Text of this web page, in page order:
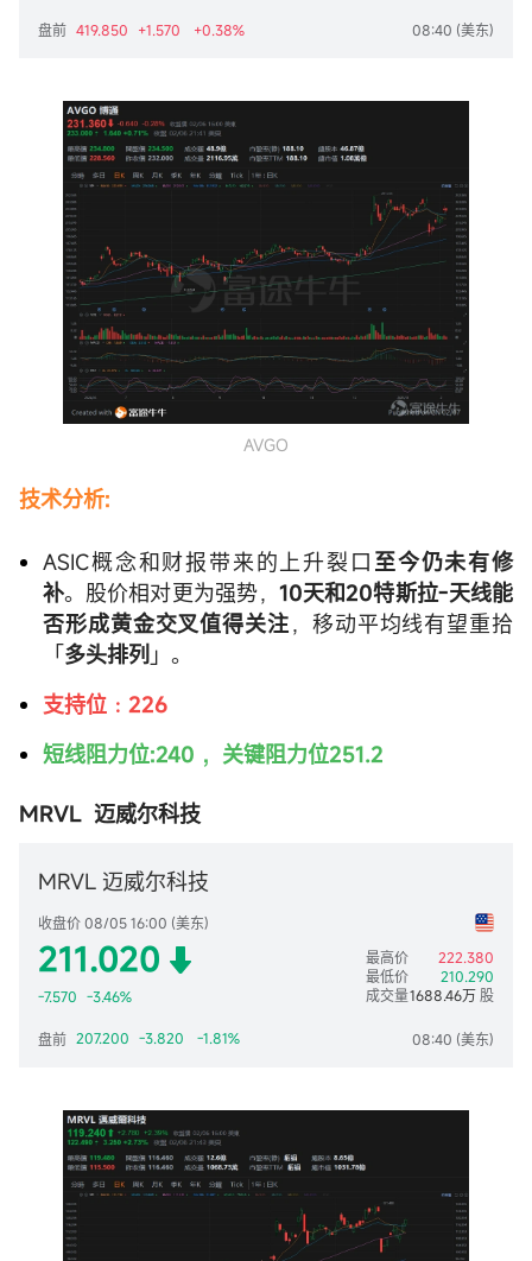
盘前 419.850 +1.570 +0.38% 08:40 (美东)
AVGO
技术分析:
ASIC概念和财报带来的上升裂口 至今仍未有修
补。股价相对更为强势，10天和20特斯拉-天线能
否形成黄金交叉值得关注，移动平均线有望重拾
「多头排列 」。
支持位﹕226
短线阻力位:240 ，关键阻力位251.2
MRVL 迈威尔科技
MRVL 迈威尔科技
收盘价 08/05 16:00 (美东)
211.020
-7.570 -3.46%
222.380
最高价
210.290
最低价
1688.46万 股
成交量
盘前 207.200 -3.820 -1.81% 08:40 (美东)